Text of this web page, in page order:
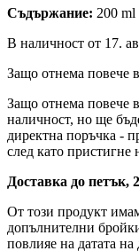
Съдържание: 200 ml
В наличност от 17.
Защо отнема повече
Защо отнема повече
наличност, но ще
директна поръчка -
след като пристигне
Доставка до петък,
От този продукт
допълнителни
повлияе на датата на